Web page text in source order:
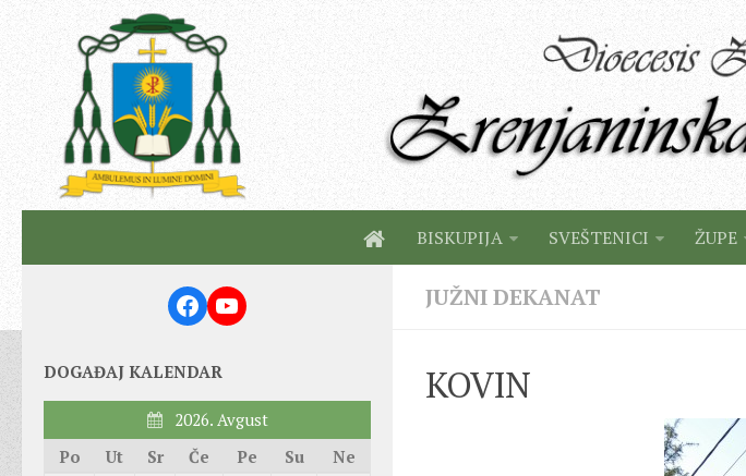
BISKUPIJA SVEŠTENICI ŽUPE
JUŽNI DEKANAT
KOVIN
Facebook
YouTube
DOGAĐAJ KALENDAR
2026. Avgust
Po
Ut Sr Če Pe Su Ne